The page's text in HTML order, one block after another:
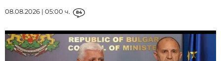
08.08.2026 | 05:00 ч. 84